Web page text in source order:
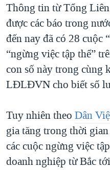
Thông tin từ Tổng
được các báo trong
đến nay đã có 28 cuộc
“ngừng việc tập thể”
con số này trong cùng
LĐLĐVN cho biết số
Tuy nhiên theo Dân
gia tăng trong thời
các cuộc ngừng việc
doanh nghiệp từ Bắc